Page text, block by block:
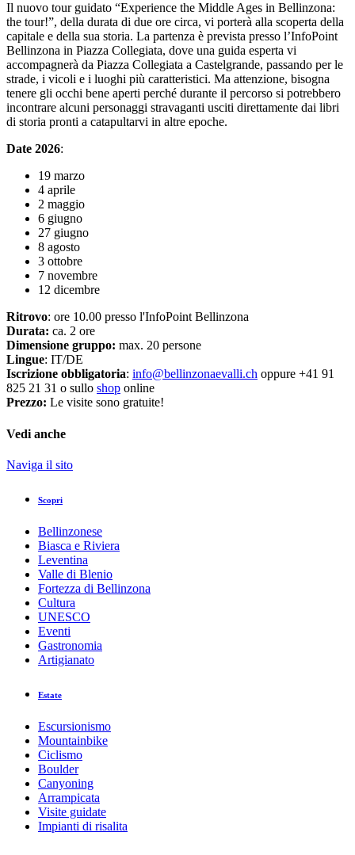
Il nuovo tour guidato “Experience the Middle Ages in Bellinzona:
the tour!”, della durata di due ore circa, vi porterà alla scoperta della
capitale e della sua storia. La partenza è prevista presso l’InfoPoint
Bellinzona in Piazza Collegiata, dove una guida esperta vi
accompagnerà da Piazza Collegiata a Castelgrande, passando per le
strade, i vicoli e i luoghi più caratteristici. Ma attenzione, bisogna
tenere gli occhi bene aperti perché durante il percorso si potrebbero
incontrare alcuni personaggi stravaganti usciti direttamente dai libri
di storia pronti a catapultarvi in altre epoche.
Date 2026:
19 marzo
4 aprile
2 maggio
6 giugno
27 giugno
8 agosto
3 ottobre
7 novembre
12 dicembre
Ritrovo: ore 10.00 presso l'InfoPoint Bellinzona
Durata: ca. 2 ore
Dimensione gruppo: max. 20 persone
Lingue: IT/DE
Iscrizione obbligatoria: info@bellinzonaevalli.ch oppure +41 91
825 21 31 o sullo shop online
Prezzo: Le visite sono gratuite!
Vedi anche
Naviga il sito
Scopri
Bellinzonese
Biasca e Riviera
Leventina
Valle di Blenio
Fortezza di Bellinzona
Cultura
UNESCO
Eventi
Gastronomia
Artigianato
Estate
Escursionismo
Mountainbike
Ciclismo
Boulder
Canyoning
Arrampicata
Visite guidate
Impianti di risalita